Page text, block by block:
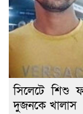
সিলেটে শিশু
দুজনকে খালাস